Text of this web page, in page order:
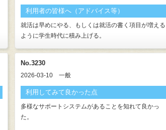
利用者の皆様へ（アドバイス等）
就活は早めにやる、もしくは就活の書く項目が増える
ように学生時代に積み上げる。
No.3230
2026-03-10 一般
利用してみて良かった点
多様なサポートシステムがあることを知れて良かっ
た。